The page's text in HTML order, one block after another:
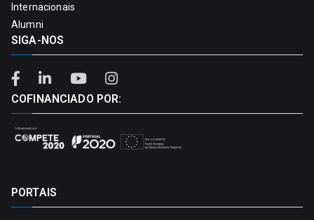
Internacionais
Alumni
SIGA-NOS
COFINANCIADO POR:
PORTAIS